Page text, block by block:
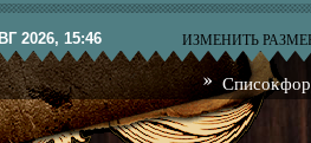
2026, 15:46 ИЗМЕНИТЬ
Список